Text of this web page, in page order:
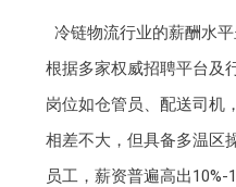
冷链物流行业的薪酬水
根据多家权威招聘平台及
岗位如仓管员、配送司机
相差不大，但具备多温区
员工，薪资普遍高出10%-